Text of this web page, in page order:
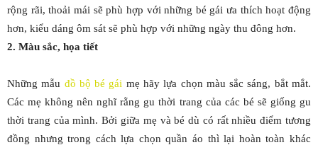
rộng rãi, thoải mái sẽ phù hợp với những bé gái ưa thích hoạt động
hơn, kiểu dáng ôm sát sẽ phù hợp với những ngày thu đông hơn.
2. Màu sắc, họa tiết
Những mẫu đồ bộ bé gái mẹ hãy lựa chọn màu sắc sáng, bắt mắt.
Các mẹ không nên nghĩ rằng gu thời trang của các bé sẽ giống gu
thời trang của mình. Bởi giữa mẹ và bé dù có rất nhiều điểm tương
đồng nhưng trong cách lựa chọn quần áo thì lại hoàn toàn khác